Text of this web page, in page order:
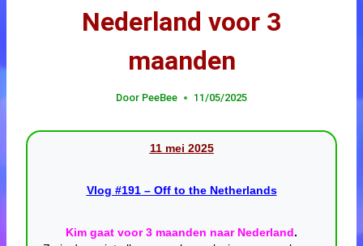
Nederland voor 3
maanden
Door PeeBee 11/05/2025
11 mei 2025
Vlog #191– Off to the Netherlands
Kim gaat voor 3 maanden naar Nederland.